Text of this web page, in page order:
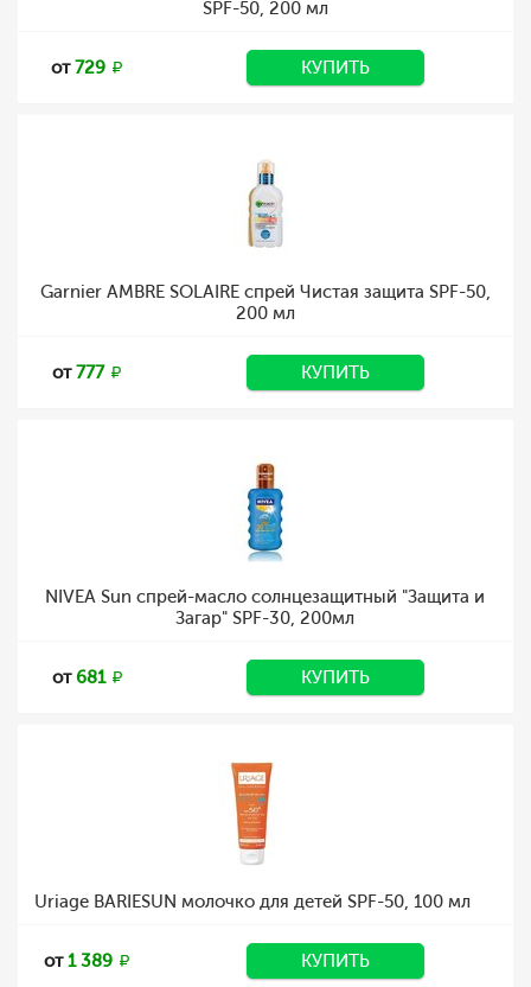
SPF-50, 200 мл
от729 КУПИТЬ
Garnier AMBRE SOLAIRE спрей Чистая защита SPF-50,
200 мл
от777 КУПИТЬ
NIVEA Sun спрей-масло солнцезащитный "Защита и
Загар" SPF-30, 200мл
от681 КУПИТЬ
Uriage BARIESUN молочко для детей SPF-50, 100 мл
от1 389 КУПИТЬ